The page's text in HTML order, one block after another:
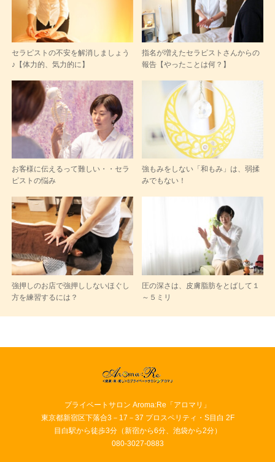
セラピストの不安を解消しましょう
♪【体力的、気力的に】
指名が増えたセラピストさんからの
報告【やったことは何？】
お客様に伝えるって難しい・・セラ
ピストの悩み
強もみをしない「和もみ」は、弱揉
みでもない！
強押しのお店で強押ししないほぐし
方を練習するには？
圧の深さは、皮膚脂肪をとばして１
～５ミリ
プライベートサロン Aroma:Re「アロマリ」
東京都新宿区下落合3－17－37 プロスペリティ・S目白 2F
目白駅から徒歩3分（新宿から6分、池袋から2分）
080-3027-0883